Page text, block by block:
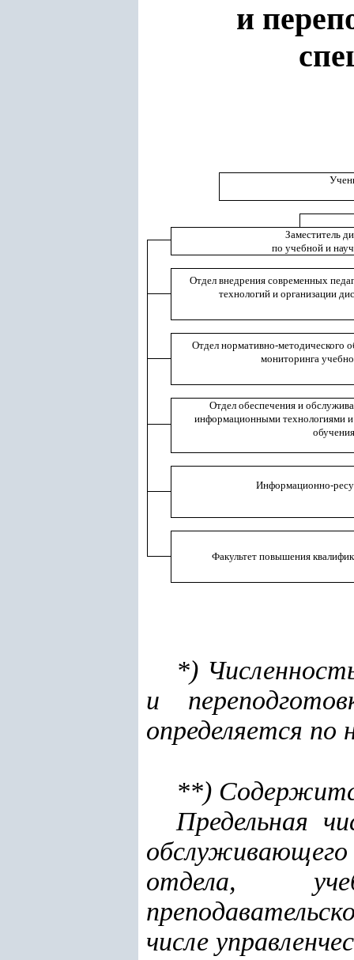
и
Заместитель
по учебной и
Отдел внедрения современных
технологий и организации
Отдел нормативно-методического
мониторинга
Отдел обеспечения и
информационными технологиями
обучения
Информационно-
Факультет повышения
*)
и
определяется
**)
Предельная
отдела,
числе